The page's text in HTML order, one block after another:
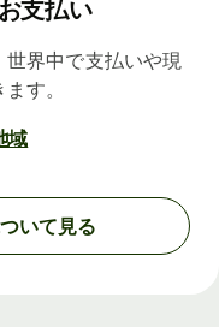
支払い
界中で支払いや現
す。
域
いて見る